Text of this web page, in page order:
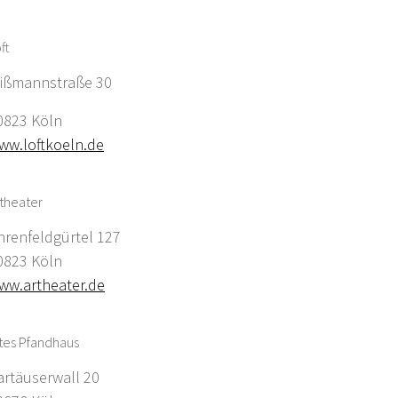
30
Köln
127
Köln
Pfandhaus
20